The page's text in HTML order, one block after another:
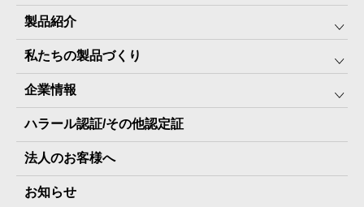
製品紹介
みんなの保存⾷
The Next Dekade10年保存
The Next Dekade7年保存
JARAペットフード7年保存
その他製品
私たちの製品づくり
SDGSへの取り組み
JARA(ペット⽤防災備蓄⾷)について
地産地消パッケージについて
企業情報
社⻑ご挨拶
スタッフ紹介
会社概要
ハラール認証/その他認定証
法人のお客様へ
お知らせ